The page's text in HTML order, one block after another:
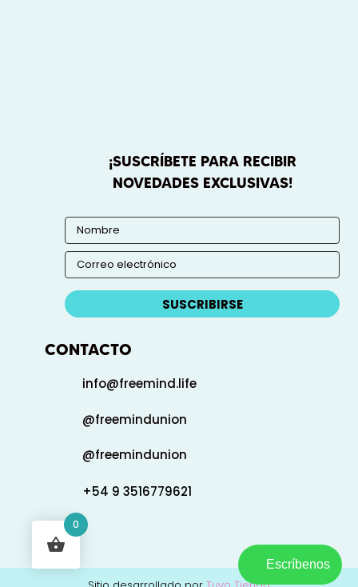
¡SUSCRÍBETE PARA RECIBIR
NOVEDADES EXCLUSIVAS!
SUSCRIBIRSE
CONTACTO
info@freemind.life
@freemindunion
@freemindunion
+54 9 3516779621
Escríbenos
0